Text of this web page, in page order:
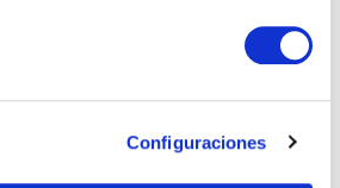
Configuraciones